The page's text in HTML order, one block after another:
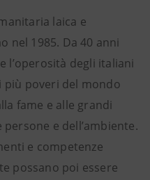
laica e
nel 1985. Da 40 anni
l’operosità degli italiani
più poveri del mondo
fame e alle grandi
e dell’ambiente.
e competenze
possano poi essere